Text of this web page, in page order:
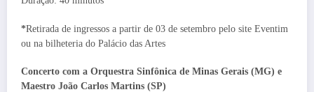
*Retirada de ingressos a partir de 03 de setembro pelo site Eventim
ou na bilheteria do Palácio das Artes
Concerto com a Orquestra Sinfônica de Minas Gerais (MG) e
Maestro João Carlos Martins (SP)